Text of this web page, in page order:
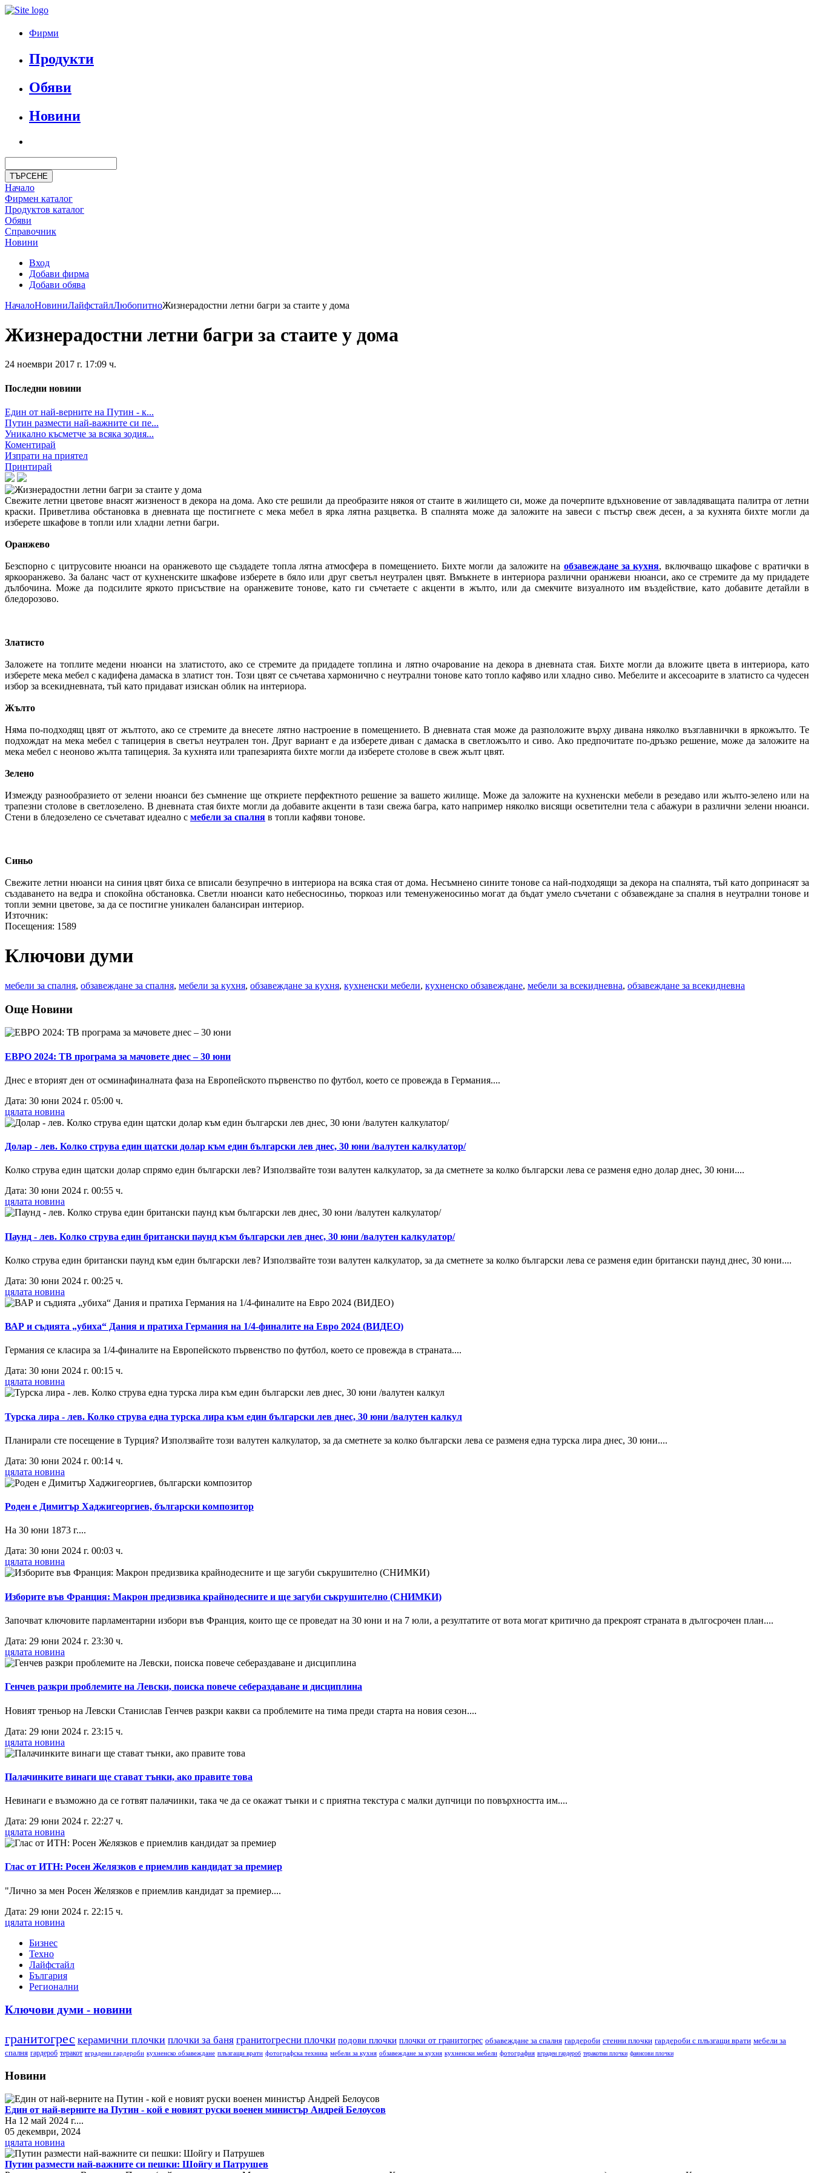
Фирми
Продукти
Обяви
Новини
Начало
Фирмен каталог
Продуктoв каталог
Обяви
Справочник
Новини
Вход
Добави фирма
Добави обява
НачалоНовиниЛайфстайлЛюбопитноЖизнерадостни летни багри за стаите у дома
Жизнерадостни летни багри за стаите у дома
24 ноември 2017 г. 17:09 ч.
Последни новини
Един от най-верните на Путин - к...
Путин размести най-важните си пе...
Уникално късметче за всяка зодия...
Коментирай
Изпрати на приятел
Принтирай
Свежите летни цветове внасят жизненост в декора на дома. Ако сте решили да преобразите някоя от стаите в жилището си, може да почерпите вдъхновение от завладяващата палитра от летни
краски. Приветлива обстановка в дневната ще постигнете с мека мебел в ярка лятна разцветка. В спалнята може да заложите на завеси с пъстър свеж десен, а за кухнята бихте могли да
изберете шкафове в топли или хладни летни багри.
Оранжево
Безспорно с цитрусовите нюанси на оранжевото ще създадете топла лятна атмосфера в помещението. Бихте могли да заложите на обзавеждане за кухня, включващо шкафове с вратички в
яркооранжево. За баланс част от кухненските шкафове изберете в бяло или друг светъл неутрален цвят. Вмъкнете в интериора различни оранжеви нюанси, ако се стремите да му придадете
дълбочина. Може да подсилите яркото присъствие на оранжевите тонове, като ги съчетаете с акценти в жълто, или да смекчите визуалното им въздействие, като добавите детайли в
бледорозово.
Златисто
Заложете на топлите медени нюанси на златистото, ако се стремите да придадете топлина и лятно очарование на декора в дневната стая. Бихте могли да вложите цвета в интериора, като
изберете мека мебел с кадифена дамаска в златист тон. Този цвят се съчетава хармонично с неутрални тонове като топло кафяво или хладно сиво. Мебелите и аксесоарите в златисто са чудесен
избор за всекидневната, тъй като придават изискан облик на интериора.
Жълто
Няма по-подходящ цвят от жълтото, ако се стремите да внесете лятно настроение в помещението. В дневната стая може да разположите върху дивана няколко възглавнички в яркожълто. Те
подхождат на мека мебел с тапицерия в светъл неутрален тон. Друг вариант е да изберете диван с дамаска в светложълто и сиво. Ако предпочитате по-дръзко решение, може да заложите на
мека мебел с неоново жълта тапицерия. За кухнята или трапезарията бихте могли да изберете столове в свеж жълт цвят.
Зелено
Измежду разнообразието от зелени нюанси без съмнение ще откриете перфектното решение за вашето жилище. Може да заложите на кухненски мебели в резедаво или жълто-зелено или на
трапезни столове в светлозелено. В дневната стая бихте могли да добавите акценти в тази свежа багра, като например няколко висящи осветителни тела с абажури в различни зелени нюанси.
Стени в бледозелено се съчетават идеално с мебели за спалня в топли кафяви тонове.
Синьо
Свежите летни нюанси на синия цвят биха се вписали безупречно в интериора на всяка стая от дома. Несъмнено сините тонове са най-подходящи за декора на спалнята, тъй като допринасят за
създаването на ведра и спокойна обстановка. Светли нюанси като небесносиньо, тюркоаз или теменуженосиньо могат да бъдат умело съчетани с обзавеждане за спалня в неутрални тонове и
топли земни цветове, за да се постигне уникален балансиран интериор.
Източник:
Посещения: 1589
Ключови думи
мебели за спалня, обзавеждане за спалня, мебели за кухня, обзавеждане за кухня, кухненски мебели, кухненско обзавеждане, мебели за всекидневна, обзавеждане за всекидневна
Още Новини
ЕВРО 2024: ТВ програма за мачовете днес – 30 юни
Днес е вторият ден от осминафиналната фаза на Европейското първенство по футбол, което се провежда в Германия....
Дата: 30 юни 2024 г. 05:00 ч.
цялата новина
Долар - лев. Колко струва един щатски долар към един български лев днес, 30 юни /валутен калкулатор/
Колко струва един щатски долар спрямо един български лев? Използвайте този валутен калкулатор, за да сметнете за колко български лева се разменя едно долар днес, 30 юни....
Дата: 30 юни 2024 г. 00:55 ч.
цялата новина
Паунд - лев. Колко струва един британски паунд към български лев днес, 30 юни /валутен калкулатор/
Колко струва един британски паунд към един български лев? Използвайте този валутен калкулатор, за да сметнете за колко български лева се разменя един британски паунд днес, 30 юни....
Дата: 30 юни 2024 г. 00:25 ч.
цялата новина
ВАР и съдията „убиха“ Дания и пратиха Германия на 1/4-финалите на Евро 2024 (ВИДЕО)
Германия се класира за 1/4-финалите на Европейското първенство по футбол, което се провежда в страната....
Дата: 30 юни 2024 г. 00:15 ч.
цялата новина
Турска лира - лев. Колко струва една турска лира към един български лев днес, 30 юни /валутен калкул
Планирали сте посещение в Турция? Използвайте този валутен калкулатор, за да сметнете за колко български лева се разменя една турска лира днес, 30 юни....
Дата: 30 юни 2024 г. 00:14 ч.
цялата новина
Роден е Димитър Хаджигеоргиев, български композитор
На 30 юни 1873 г....
Дата: 30 юни 2024 г. 00:03 ч.
цялата новина
Изборите във Франция: Макрон предизвика крайнодесните и ще загуби съкрушително (СНИМКИ)
Започват ключовите парламентарни избори във Франция, които ще се проведат на 30 юни и на 7 юли, а резултатите от вота могат критично да прекроят страната в дългосрочен план....
Дата: 29 юни 2024 г. 23:30 ч.
цялата новина
Генчев разкри проблемите на Левски, поиска повече себераздаване и дисциплина
Новият треньор на Левски Станислав Генчев разкри какви са проблемите на тима преди старта на новия сезон....
Дата: 29 юни 2024 г. 23:15 ч.
цялата новина
Палачинките винаги ще стават тънки, ако правите това
Невинаги е възможно да се готвят палачинки, така че да се окажат тънки и с приятна текстура с малки дупчици по повърхността им....
Дата: 29 юни 2024 г. 22:27 ч.
цялата новина
Глас от ИТН: Росен Желязков е приемлив кандидат за премиер
"Лично за мен Росен Желязков е приемлив кандидат за премиер....
Дата: 29 юни 2024 г. 22:15 ч.
цялата новина
Бизнес
Техно
Лайфстайл
България
Регионални
Ключови думи - новини
гранитогрес керамични плочки плочки за баня гранитогресни плочки подови плочки плочки от гранитогрес обзавеждане за спалня гардероби стенни плочки гардероби с плъзгащи врати мебели за
спалня гардероб теракот вградени гардероби кухненско обзавеждане плъзгащи врати фотографска техника мебели за кухня обзавеждане за кухня кухненски мебели фотография вграден гардероб теракотни плочки фаянсови плочки
Новини
Един от най-верните на Путин - кой е новият руски военен министър Андрей Белоусов
На 12 май 2024 г....
05 декември, 2024
цялата новина
Путин размести най-важните си пешки: Шойгу и Патрушев